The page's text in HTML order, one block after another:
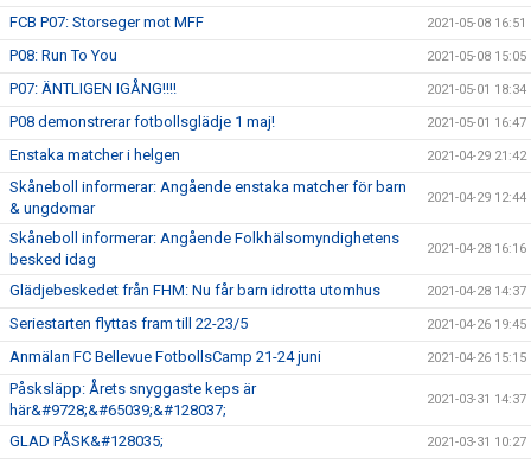
FCB P07: Storseger mot MFF 2021-05-08 16:51
P08: Run To You 2021-05-08 15:05
P07: ÄNTLIGEN IGÅNG!!!! 2021-05-01 18:34
P08 demonstrerar fotbollsglädje 1 maj! 2021-05-01 16:47
Enstaka matcher i helgen 2021-04-29 21:42
Skåneboll informerar: Angående enstaka matcher för barn
& ungdomar
2021-04-29 12:44
Skåneboll informerar: Angående Folkhälsomyndighetens
besked idag
2021-04-28 16:16
Glädjebeskedet från FHM: Nu får barn idrotta utomhus 2021-04-28 14:37
Seriestarten flyttas fram till 22-23/5 2021-04-26 19:45
Anmälan FC Bellevue FotbollsCamp 21-24 juni 2021-04-26 15:15
Påsksläpp: Årets snyggaste keps är
här&#9728;&#65039;&#128037;
2021-03-31 14:37
GLAD PÅSK&#128035; 2021-03-31 10:27